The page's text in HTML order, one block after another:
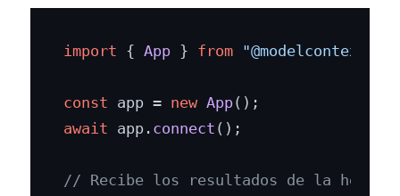
import { App } from
const app = new App
await app. connect ();
// Recibe los resultados de la